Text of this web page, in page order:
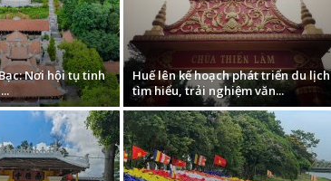
Nơi hội tụ tinh
Huế lên kế hoạch phát triển du lịch
tìm hiểu, trải nghiệm văn...